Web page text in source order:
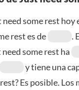
some rest hoy
rest es de
.
some rest ha
y tiene una
Es posible.